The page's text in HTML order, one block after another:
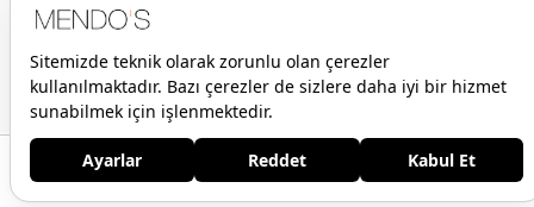
Anasayfa Favorilerim Sepetim Üye Girişi